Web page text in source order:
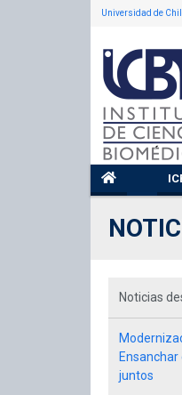
Universidad de
Noticias
juntos